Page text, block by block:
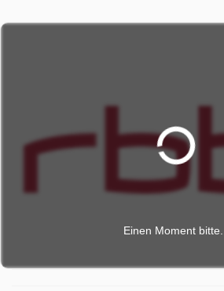
Einen Moment bitte...